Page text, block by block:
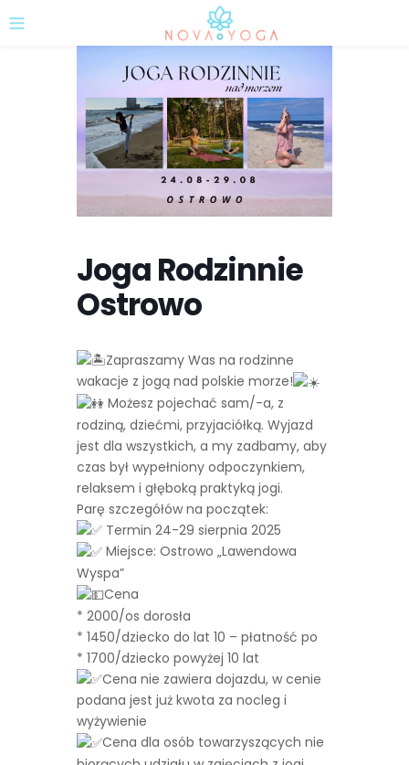
Joga Rodzinnie
Ostrowo
Zapraszamy Was na rodzinne
wakacje z jogą nad polskie morze!
Możesz pojechać sam/-a, z
rodziną, dziećmi, przyjaciółką. Wyjazd
jest dla wszystkich, a my zadbamy, aby
czas był wypełniony odpoczynkiem,
relaksem i głęboką praktyką jogi.
Parę szczegółów na początek:
Termin 24-29 sierpnia 2025
Miejsce: Ostrowo „Lawendowa
Wyspa”
Cena
* 2000/os dorosła
* 1450/dziecko do lat 10 – płatność po
* 1700/dziecko powyżej 10 lat
Cena nie zawiera dojazdu, w cenie
podana jest już kwota za nocleg i
wyżywienie
Cena dla osób towarzyszących nie